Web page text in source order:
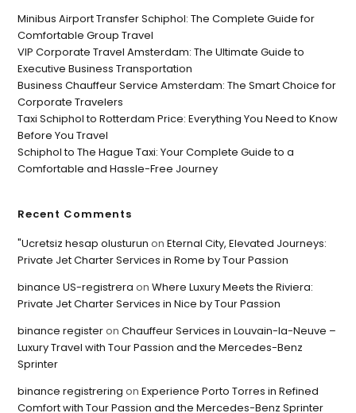
Minibus Airport Transfer Schiphol: The Complete Guide for
Comfortable Group Travel
VIP Corporate Travel Amsterdam: The Ultimate Guide to
Executive Business Transportation
Business Chauffeur Service Amsterdam: The Smart Choice for
Corporate Travelers
Taxi Schiphol to Rotterdam Price: Everything You Need to Know
Before You Travel
Schiphol to The Hague Taxi: Your Complete Guide to a
Comfortable and Hassle-Free Journey
Recent Comments
"Ucretsiz hesap olusturun onEternal City, Elevated Journeys:
Private Jet Charter Services in Rome by Tour Passion
binance US-registrera onWhere Luxury Meets the Riviera:
Private Jet Charter Services in Nice by Tour Passion
binance registeronChauffeur Services in Louvain-la-Neuve –
Luxury Travel with Tour Passion and the Mercedes-Benz
Sprinter
binance registrering onExperience Porto Torres in Refined
Comfort with Tour Passion and the Mercedes-Benz Sprinter